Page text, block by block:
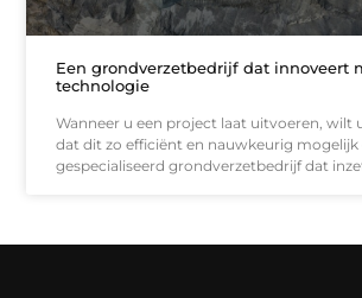
Een grondverzetbedrijf dat innoveert
technologie
Wanneer u een project laat uitvoeren, wilt
dat dit zo efficiënt en nauwkeurig mogelijk
gespecialiseerd grondverzetbedrijf dat